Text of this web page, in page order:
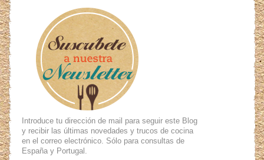
Introduce tu dirección de mail para seguir este Blog
y recibir las últimas novedades y trucos de cocina
en el correo electrónico. Sólo para consultas de
España y Portugal.